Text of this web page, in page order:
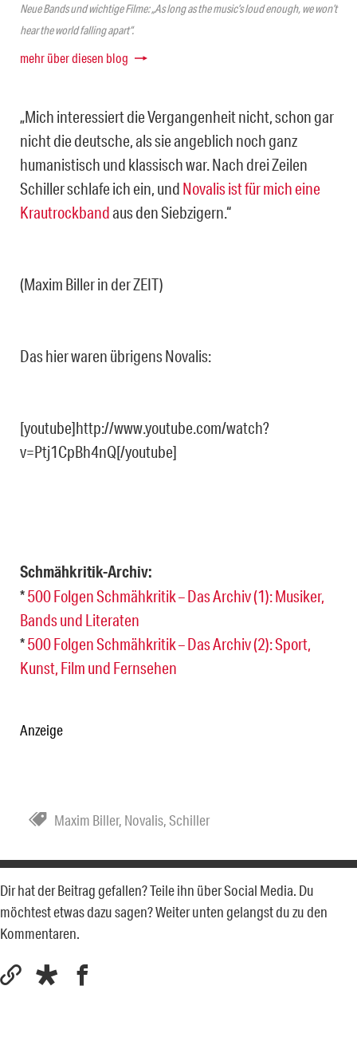
Neue Bands und wichtige Filme: „As long as the music’s loud enough, we won’t
hear the world falling apart“.
mehr über diesen blog
„Mich interessiert die Vergangenheit nicht, schon gar
nicht die deutsche, als sie angeblich noch ganz
humanistisch und klassisch war. Nach drei Zeilen
Schiller schlafe ich ein, und Novalis ist für mich eine
Krautrockbandaus den Siebzigern.“
(Maxim Biller in der ZEIT)
Das hier waren übrigens Novalis:
[youtube]http://www.youtube.com/watch?
v=Ptj1CpBh4nQ[/youtube]
Schmähkritik-Archiv:
*500 Folgen Schmähkritik – Das Archiv (1): Musiker,
Bands und Literaten
*500 Folgen Schmähkritik – Das Archiv (2): Sport,
Kunst, Film und Fernsehen
Anzeige
Maxim Biller, Novalis,Schiller
Dir hat der Beitrag gefallen? Teile ihn über Social Media. Du
möchtest etwas dazu sagen? Weiter unten gelangst du zu den
Kommentaren.